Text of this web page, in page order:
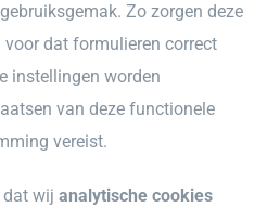
Zo zorgen deze
dat formulieren correct
instellingen worden
van deze functionele
vereist.
wij analytische cookies